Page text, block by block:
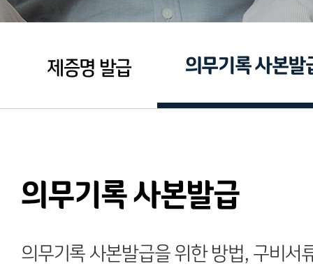
제증명 발급 의무기록 사본발
의무기록 사본발급
의무기록 사본발급을 위한 방법, 구비서